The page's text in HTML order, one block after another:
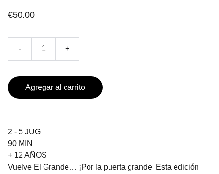
€50.00
- +
Agregar al carrito
2 - 5 JUG
90 MIN
+ 12 AÑOS
Vuelve El Grande… ¡Por la puerta grande! Esta edición